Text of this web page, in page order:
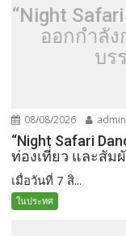
“Night
ออกกำลัง
บร
08/08/2026
“Night Safari
ท่องเที่ยว และสัม
เมื่อวันที่ 7 สิ...
ในประทศ